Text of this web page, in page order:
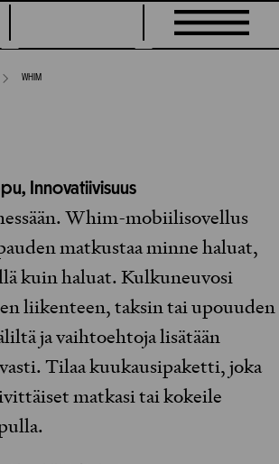
WHIM
Innovatiivisuus
Whim-mobiilisovellus
matkustaa minne haluat,
kuin haluat. Kulkuneuvosi
liikenteen, taksin tai upouuden
ja vaihtoehtoja lisätään
Tilaa kuukausipaketti, joka
matkasi tai kokeile